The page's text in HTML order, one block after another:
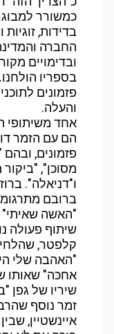
כמשורר
בדידות,
החברה
ובדימויים
בספריו
פזמונים
והעלה.
אחד משיתופי
הם עם הזמר
פזמונים, ובהם
מסוכן",
ו"דניאלה".
ברובם
"האשה שאיתי" ב-1983 ו"ברוזה"
שיתוף פעולה
קלפטר,
"האהבה שלי
אחכה" שאותו
שיריו של גפן
זמר נוסף
איינשטיין,